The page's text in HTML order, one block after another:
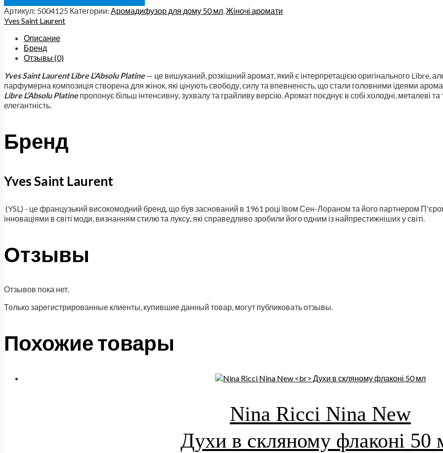
Артикул: 5004125 Категории: Аромадифузор для дому 50 мл,Жіночі аромати
Yves Saint Laurent
Описание
Бренд
Отзывы (0)
Yves Saint Laurent Libre L’Absolu Platine— це вишуканий, розкішний аромат, який є інтерпретацією оригінального Libre,
парфумерна композиція створена для жінок, які цінують свободу, силу та впевненість, що стали головними ідеями
Libre L’Absolu Platineпропонує більш інтенсивну, зухвалу та грайливу версію. Аромат поєднує в собі холодні, металеві
елегантність.
Бренд
Yves Saint Laurent
(YSL) - це французький високомодний бренд, що був заснований в 1961 році Івом Сен-Лораном та його партнером
інноваціями в світі моди, визнанням стилю та луксу, які справедливо зробили його одним із найпрестижніших у світі.
Отзывы
Отзывов пока нет.
Только зарегистрированные клиенты, купившие данный товар, могут публиковать отзывы.
Похожие товары
Nina Ricci Nina New
Духи в скляному флаконі 50